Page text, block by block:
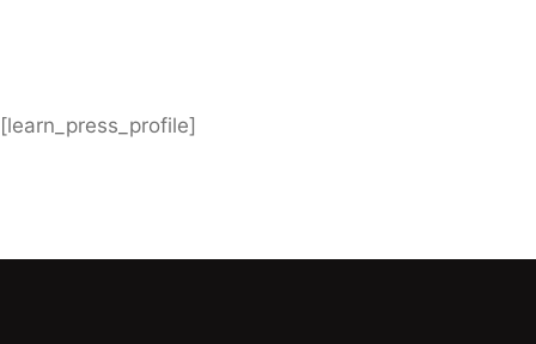
[learn_press_profile]